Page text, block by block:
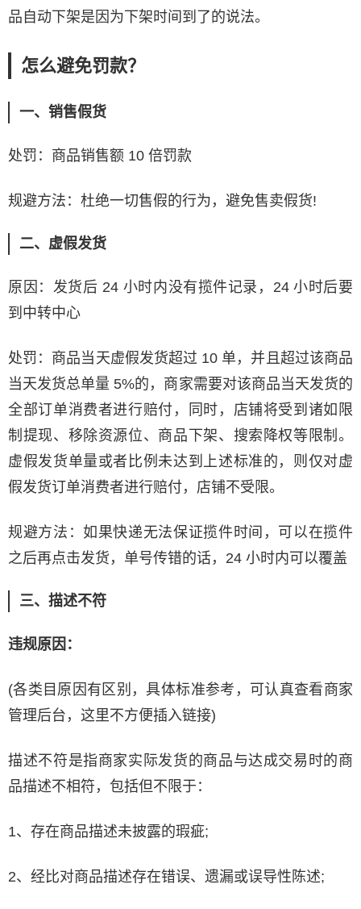
品自动下架是因为下架时间到了的说法。
怎么避免罚款？
一、销售假货
处罚：商品销售额 10 倍罚款
规避方法：杜绝一切售假的行为，避免售卖假货!
二、虚假发货
原因：发货后 24 小时内没有揽件记录，24 小时后要
到中转中心
处罚：商品当天虚假发货超过 10 单，并且超过该商品
当天发货总单量 5%的，商家需要对该商品当天发货的
全部订单消费者进行赔付，同时，店铺将受到诸如限
制提现、移除资源位、商品下架、搜索降权等限制。
虚假发货单量或者比例未达到上述标准的，则仅对虚
假发货订单消费者进行赔付，店铺不受限。
规避方法：如果快递无法保证揽件时间，可以在揽件
之后再点击发货，单号传错的话，24 小时内可以覆盖
三、描述不符
违规原因：
(各类目原因有区别，具体标准参考，可认真查看商家
管理后台，这里不方便插入链接)
描述不符是指商家实际发货的商品与达成交易时的商
品描述不相符，包括但不限于：
1、存在商品描述未披露的瑕疵;
2、经比对商品描述存在错误、遗漏或误导性陈述;